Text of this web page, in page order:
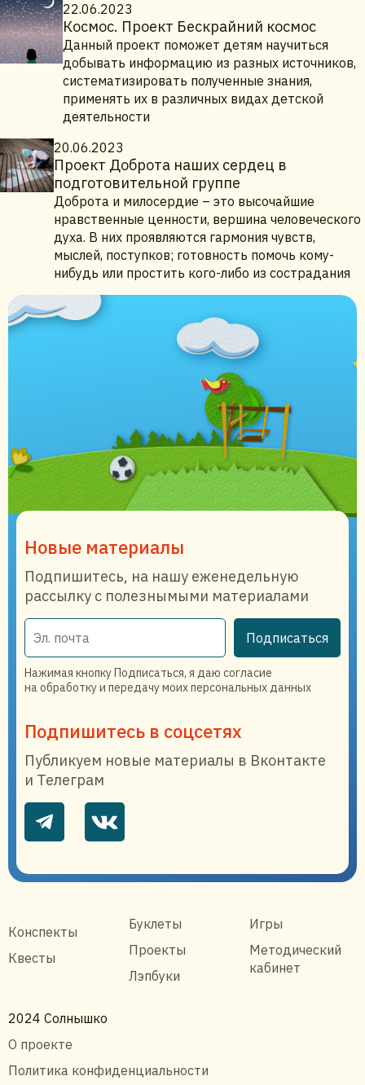
22.06.2023
Космос. Проект Бескрайний космос
Данный проект поможет детям научиться
добывать информацию из разных источников,
систематизировать полученные знания,
применять их в различных видах детской
деятельности
20.06.2023
Проект Доброта наших сердец в
подготовительной группе
Доброта и милосердие – это высочайшие
нравственные ценности, вершина человеческого
духа. В них проявляются гармония чувств,
мыслей, поступков; готовность помочь кому-
нибудь или простить кого-либо из сострадания
Новые материалы
Подпишитесь, на нашу еженедельную
рассылку с полезнымыми материалами
Подписаться
Нажимая кнопку Подписаться, я даю согласие
на обработку и передачу моих персональных данных
Подпишитесь в соцсетях
Публикуем новые материалы в Вконтакте
и Телеграм
Конспекты
Квесты
Буклеты
Проекты
Лэпбуки
Игры
Методический
кабинет
2024 Солнышко
О проекте
Политика конфиденциальности